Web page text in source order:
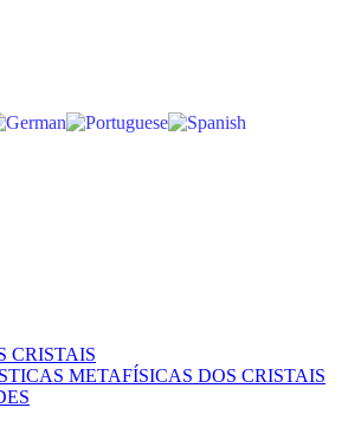
CRISTAIS
METAFÍSICAS DOS CRISTAIS